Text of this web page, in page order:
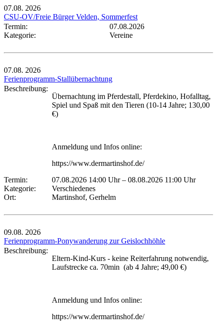
07.08. 2026
CSU-OV/Freie Bürger Velden, Sommerfest
Termin:
07.08.2026
Kategorie:
Vereine
07.08. 2026
Ferienprogramm-Stallübernachtung
Beschreibung:
Übernachtung im Pferdestall, Pferdekino, Hofalltag,
Spiel und Spaß mit den Tieren (10-14 Jahre; 130,00
€)
Anmeldung und Infos online:
https://www.dermartinshof.de/
Termin:
07.08.2026 14:00 Uhr– 08.08.2026 11:00 Uhr
Kategorie:
Verschiedenes
Ort:
Martinshof, Gerhelm
09.08. 2026
Ferienprogramm-Ponywanderung zur Geislochhöhle
Beschreibung:
Eltern-Kind-Kurs - keine Reiterfahrung notwendig,
Laufstrecke ca. 70min (ab 4 Jahre; 49,00 €)
Anmeldung und Infos online:
https://www.dermartinshof.de/